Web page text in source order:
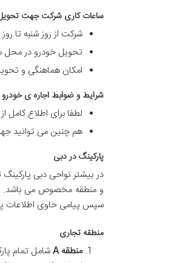
ساعات کاری شرکت جهت
شرکت از روز شنبه تا روز جمعه از
تحویل خودرو در محل هتل یا
امکان هماهنگی و
شرایط و ضوابط اجاره ی
لطفا برای اطلاع کامل
هم چنین می توانید
پارکینگ در دبی
سپس پیامی حاوی اطلاعات
منطقه تجاری
منطقهA